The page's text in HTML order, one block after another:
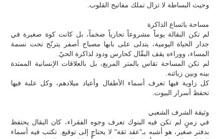
وحيث البساطة لا تزال تملك مفاتيح القلوب.
مساحة باتساع الذاكرة
لم تكن البقالة يوماً مشروعاً تجارياً ضخماً، بل كانت كوة صغيرة في
جدار الحياة اليومية، يتدلى على بابها مصباح أصفر يترنّح تحت نسمة
المساء، ووراءه يقف البقّال كحارس ودود لذاكرة الحيّ.
لم تكن المساحة تقاس بالمتر المربع، بل بالعلاقات الإنسانية الممتدة
بينه وبين زبائنه.
كل زاوية فيها تعرف أسماء الأطفال وأعياد ميلادهم، وكل علبة فيها
تحفظ أسرار البيوت.
وثيقة الشرف الشعبي
في زمنٍ لم تكن فيه البنوك تعرف وجوه الفقراء، كان البقال يحتفظ
بدفتر صغير، هو أشبه بـ"عقد ثقة" لا يحتاج إلى توقيع. تكتب فيه أسماء